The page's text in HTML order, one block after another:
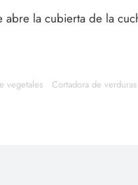
abre la cubierta de la
vegetales Cortadora de verduras